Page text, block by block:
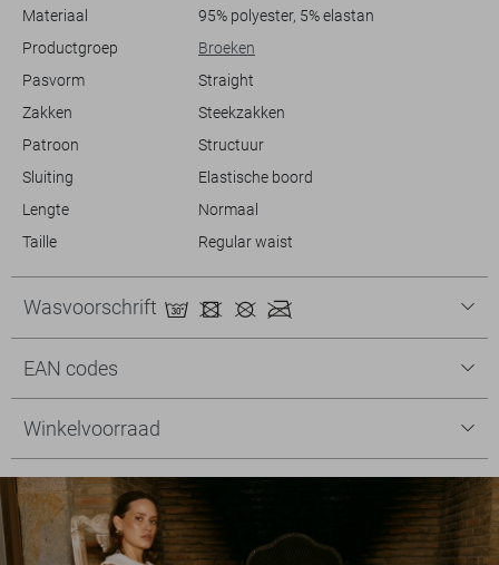
praktische en stijlvolle keuze die eenvoudig valt te combineren.
Materiaal
95% polyester, 5% elastan
Productgroep
Broeken
Pasvorm
Straight
Zakken
Steekzakken
Patroon
Structuur
Sluiting
Elastische boord
Lengte
Normaal
Taille
Regular waist
Wasvoorschrift
EAN codes
Winkelvoorraad